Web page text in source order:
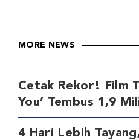
MORE NEWS
Cetak Rekor! Film
You’ Tembus 1,9
4 Hari Lebih